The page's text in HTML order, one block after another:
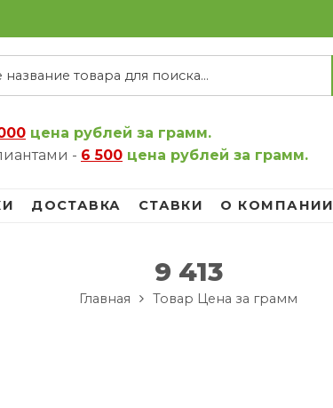
цена рублей за грамм.
- 6 500 цена рублей за грамм.
ДОСТАВКА СТАВКИ О КОМПАНИИ
9 413
Главная Товар Цена за грамм